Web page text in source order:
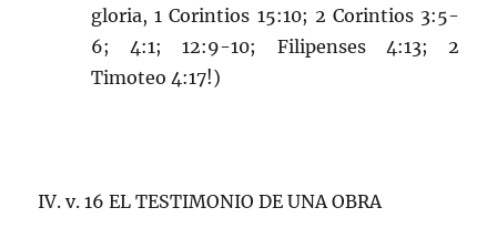
gloria, 1 Corintios 15:10; 2 Corintios 3:5-
6; 4:1; 12:9-10; Filipenses 4:13; 2
Timoteo 4:17!)
IV. v. 16 EL TESTIMONIO DE UNA OBRA